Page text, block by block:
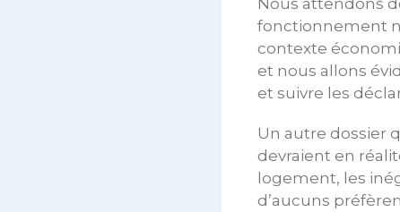
Nous attendons
fonctionnement
contexte
et nous allons
et suivre les
Un autre dossier
devraient en
logement, les
d’aucuns